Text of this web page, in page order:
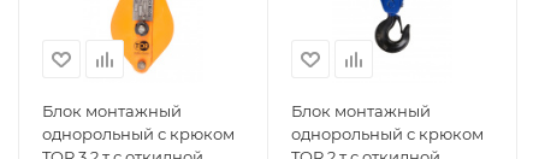
Блок монтажный
однорольный с крюком
Блок монтажный
однорольный с крюком